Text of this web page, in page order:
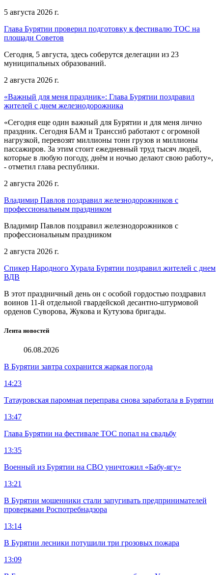
5 августа 2026 г.
Глава Бурятии проверил подготовку к фестивалю ТОС на
площади Советов
Сегодня, 5 августа, здесь соберутся делегации из 23
муниципальных образований.
2 августа 2026 г.
«Важный для меня праздник»: Глава Бурятии поздравил
жителей с днем железнодорожника
«Сегодня еще один важный для Бурятии и для меня лично
праздник. Сегодня БАМ и Транссиб работают с огромной
нагрузкой, перевозят миллионы тонн грузов и миллионы
пассажиров. За этим стоит ежедневный труд тысяч людей,
которые в любую погоду, днём и ночью делают свою работу»,
- отметил глава республики.
2 августа 2026 г.
Владимир Павлов поздравил железнодорожников с
профессиональным праздником
Владимир Павлов поздравил железнодорожников с
профессиональным праздником
2 августа 2026 г.
Спикер Народного Хурала Бурятии поздравил жителей с днем
ВДВ
В этот праздничный день он с особой гордостью поздравил
воинов 11-й отдельной гвардейской десантно-штурмовой
орденов Суворова, Жукова и Кутузова бригады.
Лента новостей
06.08.2026
В Бурятии завтра сохранится жаркая погода
14:23
Татауровская паромная переправа снова заработала в Бурятии
13:47
Глава Бурятии на фестивале ТОС попал на свадьбу
13:35
Военный из Бурятии на СВО уничтожил «Бабу-ягу»
13:21
В Бурятии мошенники стали запугивать предпринимателей
проверками Роспотребнадзора
13:14
В Бурятии лесники потушили три грозовых пожара
13:09